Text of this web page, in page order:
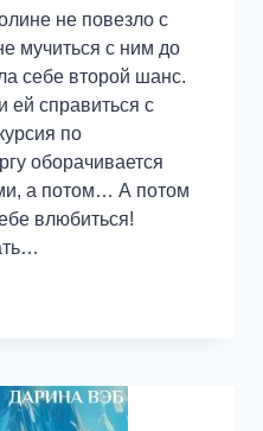
не повезло с
мучиться с ним до
себе второй шанс.
ей справиться с
по
оборачивается
а потом… А потом
влюбиться!